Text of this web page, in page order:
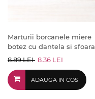
Marturii borcanele miere
botez cu dantela si sfoara
8.89 LEI 8.36 LEI
ADAUGA IN COS